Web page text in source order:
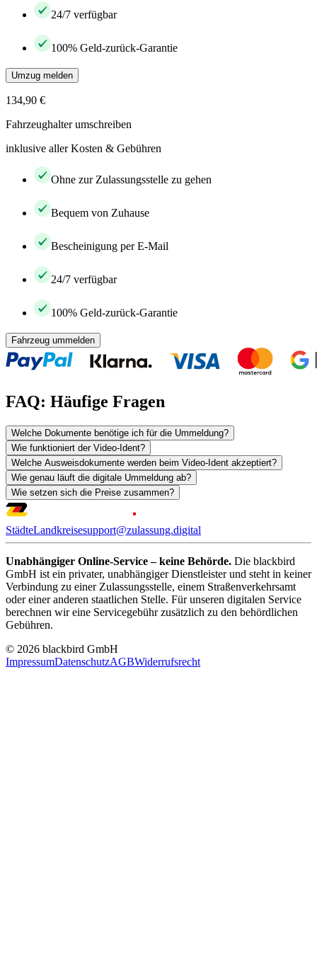
24/7 verfügbar
100% Geld-zurück-Garantie
Umzug melden
134,90 €
Fahrzeughalter umschreiben
inklusive aller Kosten & Gebühren
Ohne zur Zulassungsstelle zu gehen
Bequem von Zuhause
Bescheinigung per E-Mail
24/7 verfügbar
100% Geld-zurück-Garantie
Fahrzeug ummelden
FAQ: Häufige Fragen
Welche Dokumente benötige ich für die Ummeldung?
Wie funktioniert der Video-Ident?
Welche Ausweisdokumente werden beim Video-Ident akzeptiert?
Wie genau läuft die digitale Ummeldung ab?
Wie setzen sich die Preise zusammen?
StädteLandkreisesupport@zulassung.digital
Unabhängiger Online-Service – keine Behörde. Die blackbird
GmbH ist ein privater, unabhängiger Dienstleister und steht in keiner
Verbindung zu einer Zulassungsstelle, einem Straßenverkehrsamt
oder einer anderen staatlichen Stelle. Für unseren digitalen Service
berechnen wir eine Servicegebühr zusätzlich zu den behördlichen
Gebühren.
© 2026 blackbird GmbH
ImpressumDatenschutzAGBWiderrufsrecht